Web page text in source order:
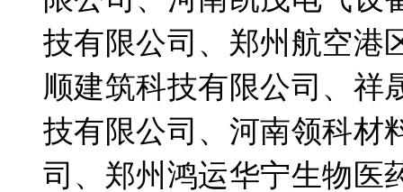
技有限公司、郑州航空港
顺建筑科技有限公司、祥
技有限公司、河南领科材
司、郑州鸿运华宁生物医